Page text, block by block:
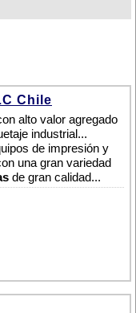
Chile
alto valor agregado
industrial...
de impresión y
una gran variedad
de gran calidad...